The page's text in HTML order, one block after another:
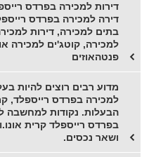
דירות למכירה בפרדס
דירה למכירה בפרדס
בתים למכירה, דירות
למכירה, קוטג'ים למכירה
פנטהאוזים
מדוע רבים רוצים להיות
למכירה בפרדס רייספלד,
הבעלות. נקודות למחשבה
בפרדס רייספלד קרית
ושאר נכסים.